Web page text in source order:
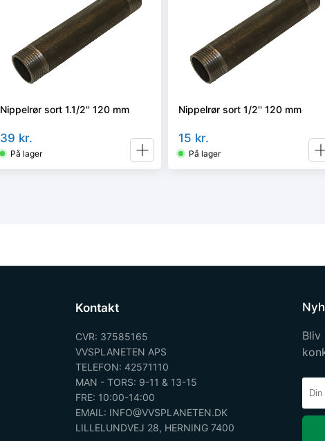
Nippelrør sort 1.1/2'' 120 mm
39 kr.
På lager
Nippelrør sort 1/2'' 120 mm
15 kr.
På lager
Kontakt
CVR: 37585165
VVSPLANETEN APS
TELEFON: 42571110
MAN - TORS: 9-11 & 13-15
FRE: 10:00-14:00
EMAIL: INFO@VVSPLANETEN.DK
LILLELUNDVEJ 28, HERNING 7400
Bliv